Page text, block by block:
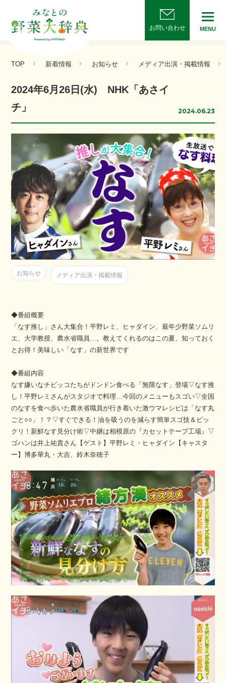
お問い合わせ MENU
TOP 新着情報 お知らせ メディア出演・掲載情報
2024年6月26日(水) NHK「あさイ
チ」
2024.06.23
お知らせ メディア出演・掲載情報
◆番組概要
「なす推し」さん大集合！平野レミ、ヒャダイン、最年少野菜ソムリ
エ、大学教授、農水省職員…。教えてくれるのはこの夏、知っておく
とお得！美味しい「なす」の新世界です
◆番組内容
なす嫌いなチビッコたちがドンドン食べる「無限なす」登場▽なす推
し！平野レミさんがスタジオで料理…今回のメニューもスゴい▽全国
のなすを食べ歩いた農水省職員が行き着いた激ウマレシピは「なす丸
ごと○○」！？▽すぐできる！油を吸うのを減らす簡単スゴ技＆ビッ
クリ！新鮮なす見分け術▽中継は相模原の『カセットテープ工場』▽
ゴハンは井上祐貴さん【ゲスト】平野レミ・ヒャダイン【キャスタ
ー】博多華丸・大吉、鈴木奈穂子